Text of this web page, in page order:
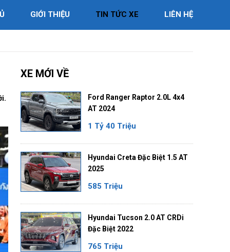
GIỚI THIỆU TIN TỨC XE LIÊN HỆ
XE MỚI VỀ
Ford Ranger Raptor 2.0L 4x4
AT 2024
1 Tỷ 40 Triệu
Hyundai Creta Đặc Biệt 1.5 AT
2025
585 Triệu
Hyundai Tucson 2.0 AT CRDi
Đặc Biệt 2022
765 Triệu